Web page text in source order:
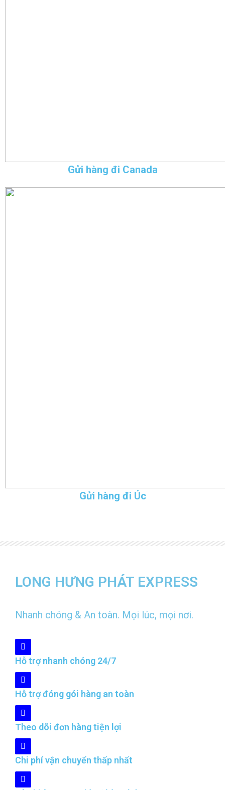
Gửi hàng đi Canada
Gửi hàng đi Úc
LONG HƯNG PHÁT EXPRESS
Nhanh chóng & An toàn. Mọi lúc, mọi nơi.
Hỗ trợ nhanh chóng 24/7
Hỗ trợ đóng gói hàng an toàn
Theo dõi đơn hàng tiện lợi
Chi phí vận chuyển thấp nhất